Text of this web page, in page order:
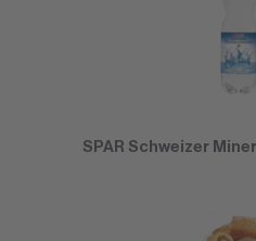
SPAR Schweizer